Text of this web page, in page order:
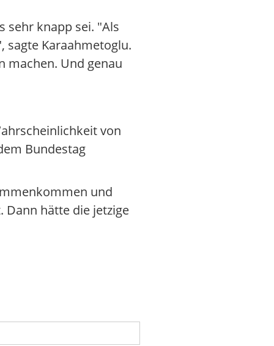
sehr knapp sei. "Als
sagte Karaahmetoglu.
machen. Und genau
von
Bundestag
und
Dann hätte die jetzige